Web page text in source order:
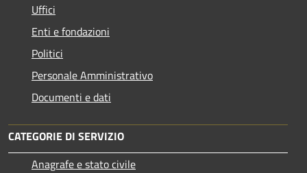
Uffici
Enti e fondazioni
Politici
Personale Amministrativo
Documenti e dati
CATEGORIE DI SERVIZIO
Anagrafe e stato civile